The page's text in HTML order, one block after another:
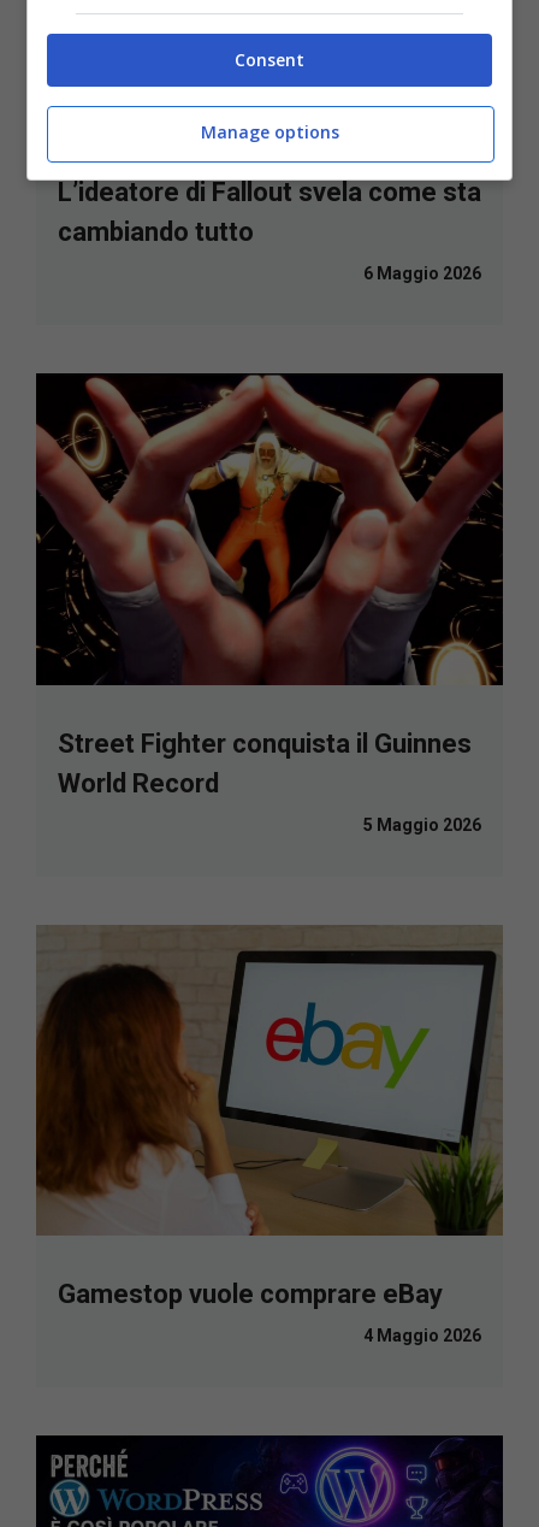
L’ideatore di Fallout svela come sta
cambiando tutto
6 Maggio 2026
Street Fighter conquista il Guinnes
World Record
5 Maggio 2026
Gamestop vuole comprare eBay
4 Maggio 2026
Consent
Manage options